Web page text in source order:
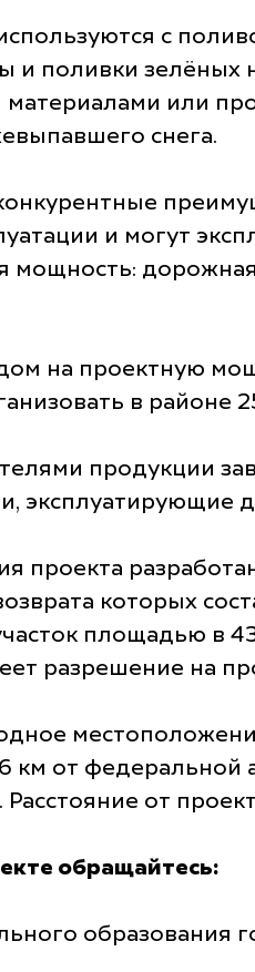
с
и поливки
или
снега.
и могут
мощность:
на проектную
в районе
продукции
эксплуатирующие
проекта
которых
площадью в
разрешение на
км от
от
обращайтесь:
образования